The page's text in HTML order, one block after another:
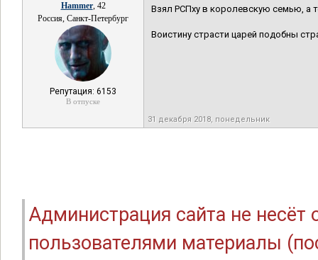
Hammer, 42
Россия, Санкт-Петербург
Репутация: 6153
В отпуске
Взял РСПху в королевскую семью, а
Воистину страсти царей подобны
31 декабря 2018, понедельник
Администрация сайта не
пользователями материалы